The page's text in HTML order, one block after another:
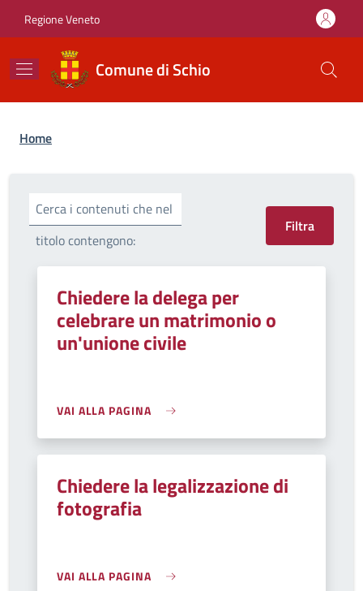
Regione Veneto
Comune di Schio
Briciole di pane
Home
Cerca i contenuti che nel
titolo contengono:
Chiedere la delega per
celebrare un matrimonio o
un'unione civile
VAI ALLA PAGINA
Chiedere la legalizzazione di
fotografia
VAI ALLA PAGINA